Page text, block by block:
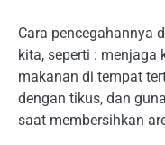
Cara pencegahannya
kita, seperti : menjaga
makanan di tempat
dengan tikus, dan
saat membersihkan